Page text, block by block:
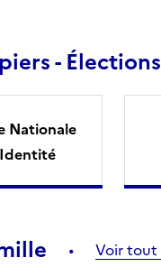
- Élections
Nationale
Voir tout